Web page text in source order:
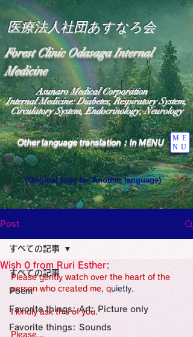
医療法人社団あすなろ会
Forest Clinic Odasaga Internal
Medicine
Other language translation：In MENU
ME
NU
Asunaro Medical Corporation
Internal Medicine: Diabetes, Respiratory System,
Circulatory System, Endocrinology, Neurology
(Original blog for Another language)
Heavens: Beyond the Universe: The World
the God of Light Resides"
Medicine Specialist
Specialist
Wide Blog
Medicine
Religion
Post
すべての記事
Poem
Favorite things: Art: Picture only
Favorite things: Sounds
すべての記事
Wish 0 from Ruri Esther:
Please gently watch over the heart of the
person who created me, quietly.
I kindly ask this of you.
Please...